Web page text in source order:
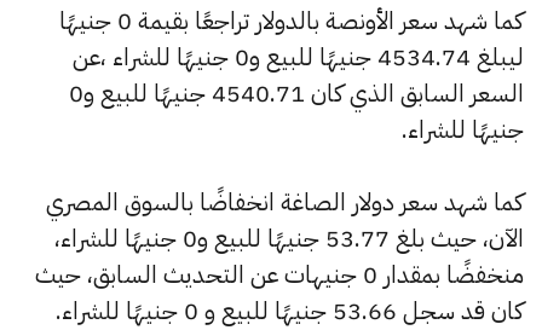
كما شهد سعر الأونصة بالدولار تراجعًا بقيمة 0 جنيهًا
ليبلغ 4534.74 جنيهًا للبيع و0 جنيهًا للشراء ،عن
السعر السابق الذي كان 4540.71 جنيهًا للبيع و0
جنيهًا للشراء.
كما شهد سعر دولار الصاغة انخفاضًا بالسوق المصري
الآن، حيث بلغ 53.77 جنيهًا للبيع و0 جنيهًا للشراء،
منخفضًا بمقدار 0 جنيهات عن التحديث السابق، حيث
كان قد سجل 53.66 جنيهًا للبيع و 0 جنيهًا للشراء.